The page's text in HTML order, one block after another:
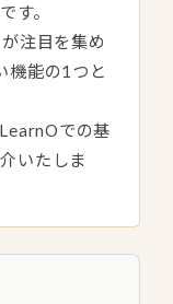
す。
注目を集め
機能の1つと
での基
いたしま